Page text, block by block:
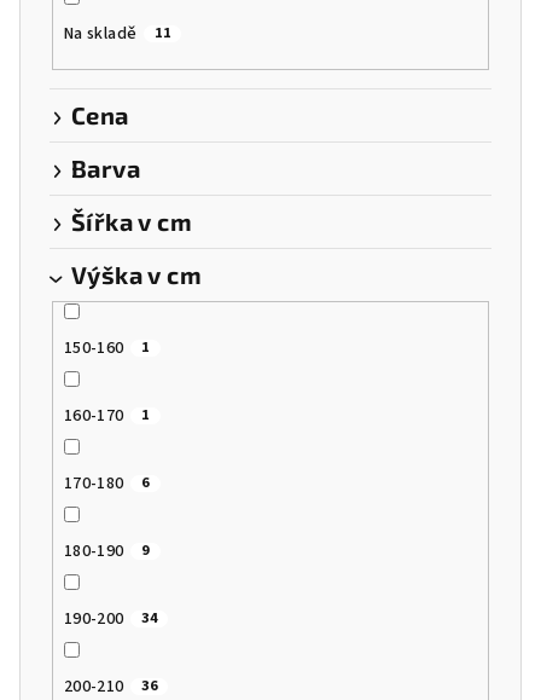
Na skladě 11
Cena
Barva
Šířka v cm
Výška v cm
150-160 1
160-170 1
170-180 6
180-190 9
190-200 34
200-210 36